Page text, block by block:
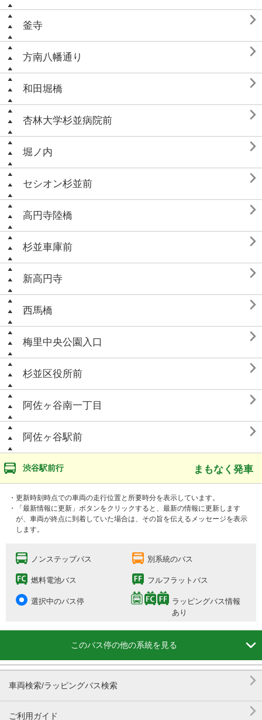
釜寺 
方南八幡通り 
和田堀橋 
杏林大学杉並病院前 
堀ノ内 
セシオン杉並前 
高円寺陸橋 
杉並車庫前 
新高円寺 
西馬橋 
梅里中央公園入口 
杉並区役所前 
阿佐ヶ谷南一丁目 
阿佐ヶ谷駅前 
渋谷駅前行 まもなく発車
・更新時刻時点での車両の走行位置と所要時分を表示しています。
・「最新情報に更新」ボタンをクリックすると、最新の情報に更新します
が、車両が終点に到着していた場合は、その旨を伝えるメッセージを表示
します。
ノンステップバス 別系統のバス
燃料電池バス フルフラットバス
選択中のバス停
ラッピングバス情報
あり
このバス停の他の系統を見る 
車両検索/ラッピングバス検索 
ご利用ガイド 